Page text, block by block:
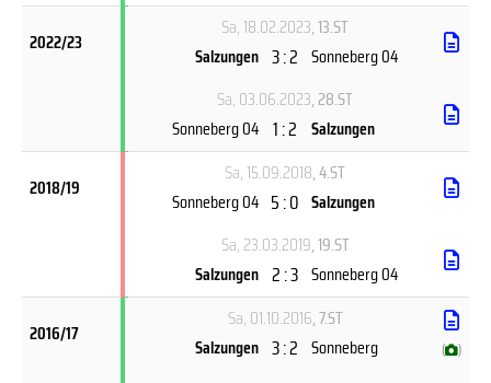
2022/23
Sa, 18.02.2023, 13.ST
Salzungen 3 : 2 Sonneberg 04
Sa, 03.06.2023, 28.ST
Sonneberg 04 1 : 2 Salzungen
2018/19
Sa, 15.09.2018, 4.ST
Sonneberg 04 5 : 0 Salzungen
Sa, 23.03.2019, 19.ST
Salzungen 2 : 3 Sonneberg 04
2016/17
Sa, 01.10.2016, 7.ST
Salzungen 3 : 2 Sonneberg ( )